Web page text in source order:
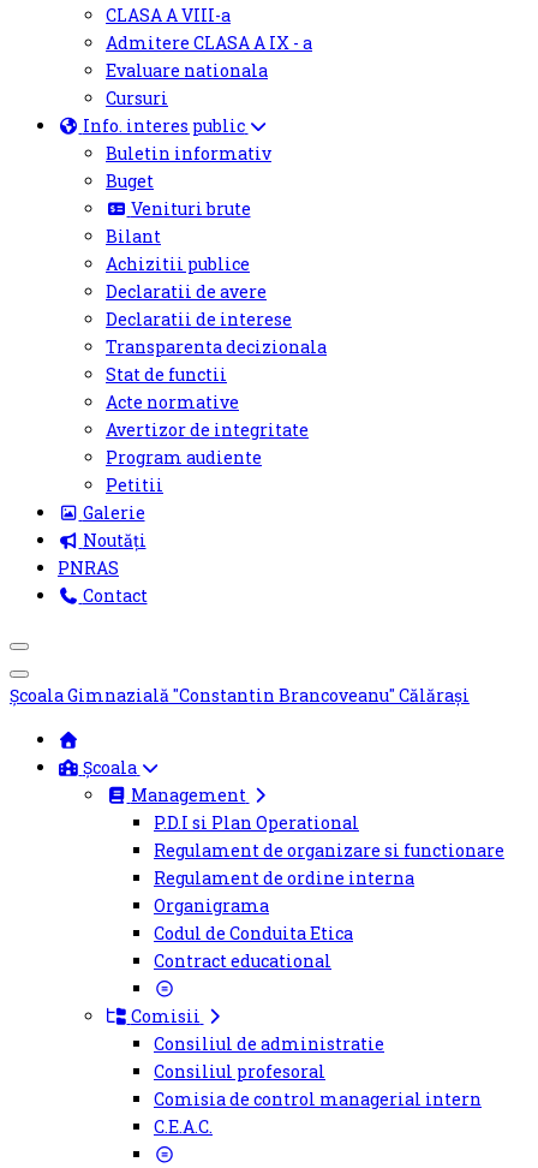
CLASA A VIII-a
Admitere CLASA A IX - a
Evaluare nationala
Cursuri
Info. interes public
Buletin informativ
Buget
Venituri brute
Bilant
Achizitii publice
Declaratii de avere
Declaratii de interese
Transparenta decizionala
Stat de functii
Acte normative
Avertizor de integritate
Program audiente
Petitii
Galerie
Noutăți
PNRAS
Contact
Off-
Canvas
Toggle
Mobile
Menu
Școala Gimnazială "Constantin Brancoveanu" Călărași
Școala
Management
P.D.I si Plan Operational
Regulament de organizare si functionare
Regulament de ordine interna
Organigrama
Codul de Conduita Etica
Contract educational
Comisii
Consiliul de administratie
Consiliul profesoral
Comisia de control managerial intern
C.E.A.C.